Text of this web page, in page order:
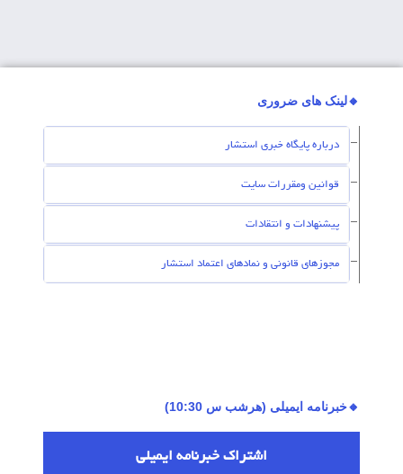
🔸لینک های ضروری
درباره پایگاه خبری استشار
قوانین ومقررات سایت
پیشنهادات و انتقادات
مجوزهای قانونی و نمادهای اعتماد استشار
🔸خبرنامه ایمیلی (هرشب س 10:30)
اشتراك خبرنامه ایمیلی